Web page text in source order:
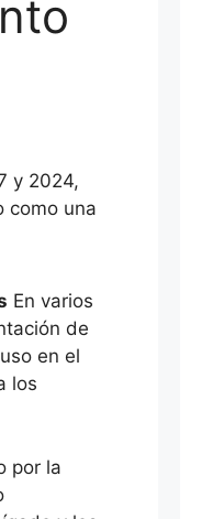
y 2024,
como una
En varios
de
en el
los
por la